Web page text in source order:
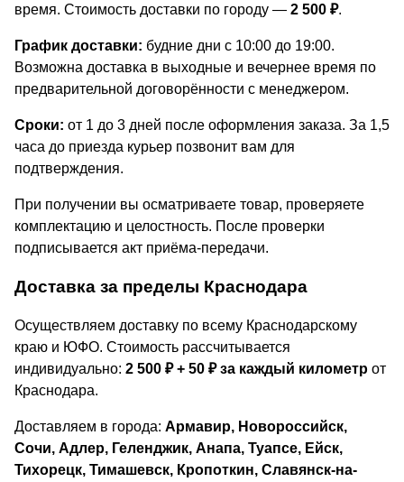
время. Стоимость доставки по городу — 2 500 ₽.
График доставки: будние дни с 10:00 до 19:00.
Возможна доставка в выходные и вечернее время по
предварительной договорённости с менеджером.
Сроки: от 1 до 3 дней после оформления заказа. За 1,5
часа до приезда курьер позвонит вам для
подтверждения.
При получении вы осматриваете товар, проверяете
комплектацию и целостность. После проверки
подписывается акт приёма-передачи.
Доставка за пределы Краснодара
Осуществляем доставку по всему Краснодарскому
краю и ЮФО. Стоимость рассчитывается
индивидуально: 2 500 ₽ + 50 ₽ за каждый километр от
Краснодара.
Доставляем в города: Армавир, Новороссийск,
Сочи, Адлер, Геленджик, Анапа, Туапсе, Ейск,
Тихорецк, Тимашевск, Кропоткин, Славянск-на-